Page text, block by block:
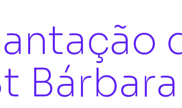
Bárbara